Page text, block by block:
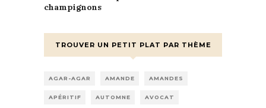
champignons
TROUVER UN PETIT PLAT PAR THÈME
AGAR-AGAR AMANDE AMANDES
APÉRITIF AUTOMNE AVOCAT